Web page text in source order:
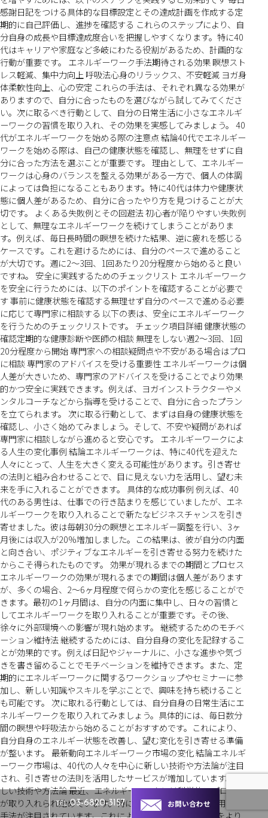
TEL03-6820-3157 お問い合わせ
感謝日記をつける具体的な目標設定とその達成計画を作成する定
期的に自己評価し、進捗を確認する これらのステップにより、自
分自身の成長や目標達成度合いを把握しやすくなります。特に40
代はキャリアや家庭など多岐にわたる役割があるため、計画的な
行動が重要です。 エネルギーワーク手法期待される効果 瞑想スト
レス軽減、集中力向上 呼吸法心身のリラックス、不安軽減 ヨガ身
体柔軟性向上、心の安定 これらの手法は、それぞれ異なる効果が
ありますので、自分に合ったものを選びながら試してみてくださ
い。次に取るべき行動として、自分の日常生活に小さなエネルギ
ーワークの習慣を取り入れ、その効果を実感してみましょう。 40
代がエネルギーワークを始める際の注意点 結論40代でエネルギー
ワークを始める際は、自己の健康状態を確認し、無理をせずに自
分に合った方法を選ぶことが重要です。 理由として、エネルギー
ワークは心身のバランスを整える効果がある一方で、個人の体調
によっては負担になることもあります。特に40代は体力や健康状
態に個人差があるため、自分に合ったやり方を見つけることが大
切です。 よくある失敗例とその回避法 初心者が陥りやすい失敗例
として、無理なエネルギーワークを続けてしまうことがありま
す。例えば、毎日長時間の瞑想を続けた結果、逆に疲れを感じる
ケースです。これを避けるためには、自分のペースで進めること
が大切です。週に2〜3回、1回あたり20分程度から始めると良い
ですね。 安全に実践するためのチェックリスト エネルギーワーク
を安全に行うためには、以下のポイントを確認することが必要で
す 事前に健康状態を確認する無理せず自分のペースで進める必要
に応じて専門家に相談する 以下の表は、安全にエネルギーワーク
を行うためのチェックリストです。 チェック項目詳細 健康状態の
確認定期的な健康診断や医師の相談 無理をしない週2〜3回、1回
20分程度から開始 専門家への相談疑問点や不安がある場合はプロ
に相談 専門家のアドバイスを受ける重要性 エネルギーワークは個
人差が大きいため、専門家のアドバイスを受けることでより効果
的かつ安全に実践できます。例えば、ヨガインストラクターやメ
ンタルコーチなどから指導を受けることで、自分に合ったプラン
を立てられます。 次に取る行動として、まずは自身の健康状態を
確認し、小さく始めてみましょう。そして、不安や疑問があれば
専門家に相談しながら進めると安心です。 エネルギーワークによ
る人生の変化事例 結論エネルギーワークは、特に40代を迎えた
人々にとって、人生を大きく変える可能性があります。引き寄せ
の法則と組み合わせることで、目に見えない力を活用し、望む未
来を手に入れることができます。 具体的な成功事例 例えば、40
代のある男性は、仕事での行き詰まりを感じていましたが、エネ
ルギーワークを取り入れることで新たなビジネスチャンスを引き
寄せました。彼は毎朝30分の瞑想とエネルギー調整を行い、3ヶ
月後には収入が20%増加しました。この結果は、彼が自分の内面
と向き合い、ポジティブなエネルギーを引き寄せる努力を続けた
からこそ得られたものです。 効果が現れるまでの期間とプロセス
エネルギーワークの効果が現れるまでの期間は個人差があります
が、多くの場合、2〜6ヶ月程度で何らかの変化を感じることがで
きます。最初の1ヶ月間は、自分の内面に集中し、日々の習慣と
してエネルギーワークを取り入れることが重要です。その後、
徐々に外部環境への影響が現れ始めます。 継続するためのモチベ
ーション維持法 継続するためには、自分自身の変化を記録するこ
とが効果的です。例えば日記やジャーナルに、小さな進歩や気づ
きを書き留めることでモチベーションを維持できます。また、定
期的にエネルギーワークに関するワークショップやセミナーに参
加し、新しい知識やスキルを学ぶことで、興味を持ち続けること
も可能です。 次に取れる行動としては、自分自身の日常生活にエ
ネルギーワークを取り入れてみましょう。具体的には、毎日数分
間の瞑想や呼吸法から始めることがおすすめです。これにより、
自分自身のエネルギー状態を改善し、望む変化を引き寄せる準備
が整います。 最新動向エネルギーワーク市場の変化 結論エネルギ
ーワーク市場は、40代の人々を中心に新しい技術や方法論が注目
され、引き寄せの法則を活用したサービスが増加しています。 新
しい技術や方法論 最近、エネルギーワークには科学的アプローチ
が取り入れられ始めています。特に量子物理学の概念を応用した
手法が注目されています。これにより、エネルギーの流れをより